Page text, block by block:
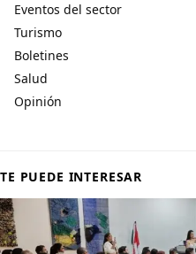
Eventos del sector
Turismo
Boletines
Salud
Opinión
TE PUEDE INTERESAR